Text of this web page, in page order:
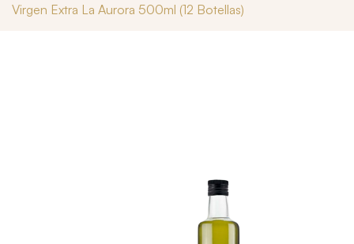
Virgen Extra La Aurora 500ml (12 Botellas)